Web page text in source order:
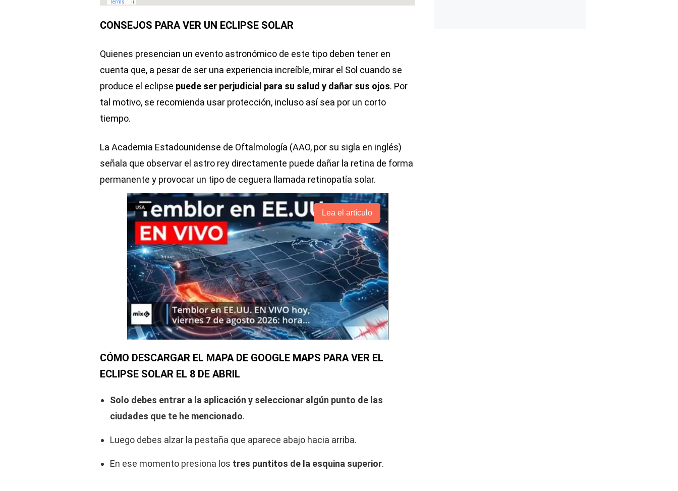
CONSEJOS PARA VER UN ECLIPSE SOLAR
Quienes presencian un evento astronómico de este tipo deben tener en
cuenta que, a pesar de ser una experiencia increíble, mirar el Sol cuando se
produce el eclipse puede ser perjudicial para su salud y dañar sus ojos. Por
tal motivo, se recomienda usar protección, incluso así sea por un corto
tiempo.
La Academia Estadounidense de Oftalmología (AAO, por su sigla en inglés)
señala que observar el astro rey directamente puede dañar la retina de forma
permanente y provocar un tipo de ceguera llamada retinopatía solar.
Lea el artículo
CÓMO DESCARGAR EL MAPA DE GOOGLE MAPS PARA VER EL
ECLIPSE SOLAR EL 8 DE ABRIL
Solo debes entrar a la aplicación y seleccionar algún punto de las
ciudades que te he mencionado.
Luego debes alzar la pestaña que aparece abajo hacia arriba.
En ese momento presiona los tres puntitos de la esquina superior.